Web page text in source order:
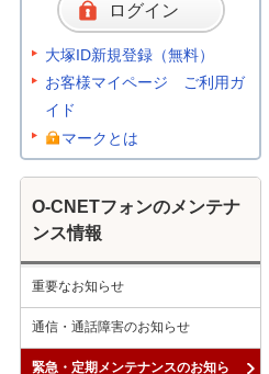
ログイン
大塚ID新規登録（無料）
お客様マイページ ご利用ガ
イド
マークとは
O-CNETフォンのメンテナ
ンス情報
重要なお知らせ
通信・通話障害のお知らせ
緊急・定期メンテナンスのお知ら